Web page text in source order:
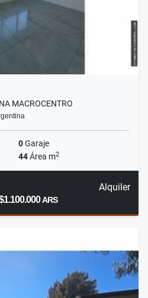
MACROCENTRO
0Garaje
44Área m2
Alquiler
ARS